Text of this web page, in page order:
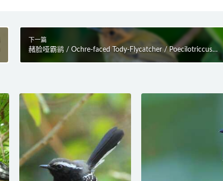
下一篇
赭脸哑霸鹟 / Ochre-faced Tody-Flycatcher / Poecilotriccus
plumbeiceps